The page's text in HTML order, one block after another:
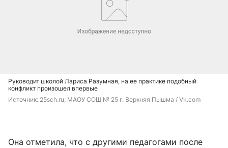
Руководит школой Лариса Разумная, на ее практике подобный
конфликт произошел впервые
Источник: 25sch.ru; МАОУ СОШ № 25 г. Верхняя Пышма / Vk.com
Она отметила, что с другими педагогами после